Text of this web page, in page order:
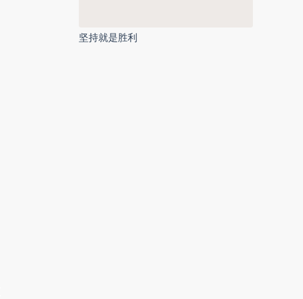
坚持就是胜利